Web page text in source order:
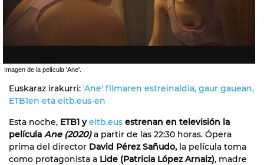
Imagen de la película 'Ane'.
Euskaraz irakurri: 'Ane' filmaren estreinaldia, gaur gauean,
ETB1en eta eitb.eus-en
Esta noche, ETB1 yeitb.eus estrenan en televisión la
película Ane (2020)a partir de las 22:30 horas. Ópera
prima del director David Pérez Sañudo, la película toma
como protagonista a Lide (Patricia López Arnaiz), madre